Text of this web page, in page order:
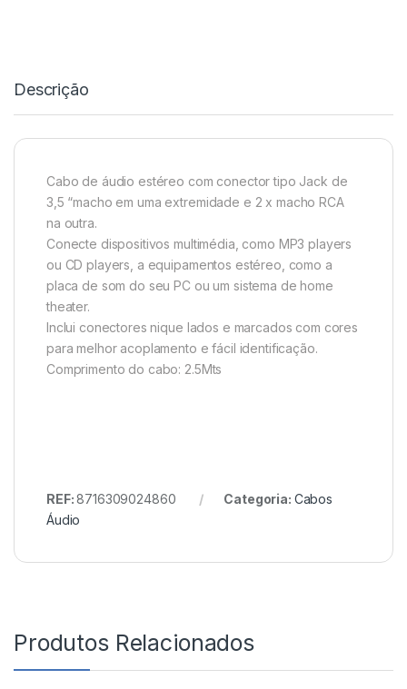
Descrição
Cabo de áudio estéreo com conector tipo Jack de
3,5 “macho em uma extremidade e 2 x macho RCA
na outra.
Conecte dispositivos multimédia, como MP3 players
ou CD players, a equipamentos estéreo, como a
placa de som do seu PC ou um sistema de home
theater.
Inclui conectores nique lados e marcados com cores
para melhor acoplamento e fácil identificação.
Comprimento do cabo: 2.5Mts
REF:8716309024860 Categoria: Cabos
Áudio
Produtos Relacionados